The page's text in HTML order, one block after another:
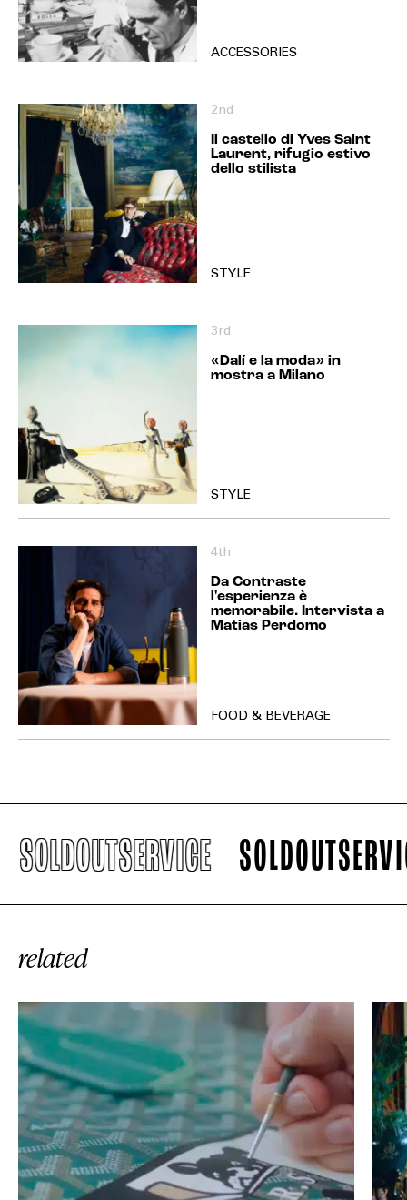
ACCESSORIES
2nd
Il castello di Yves Saint
Laurent, rifugio estivo
dello stilista
STYLE
3rd
«Dalí e la moda» in
mostra a Milano
STYLE
4th
Da Contraste
l'esperienza è
memorabile. Intervista a
Matias Perdomo
FOOD & BEVERAGE
SOLDOUTSERVICE
related